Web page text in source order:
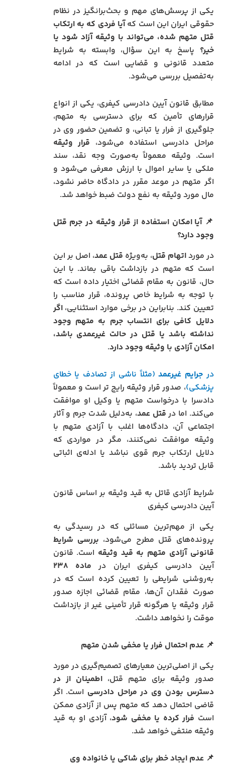
یکی از پرسش‌های مهم و بحث‌برانگیز در نظام
حقوقی ایران این است کهآیا فردی که به ارتکاب
قتل متهم شده، می‌تواند با وثیقه آزاد شود یا
خیر؟ پاسخ به این سؤال، وابسته به شرایط
متعدد قانونی و قضایی است که در ادامه
به‌تفصیل بررسی می‌شود.
مطابق قانون آیین دادرسی کیفری، یکی از انواع
قرارهای تأمین که برای دسترسی به متهم،
جلوگیری از فرار یا تبانی، و تضمین حضور وی در
مراحل دادرسی استفاده می‌شود، قرار وثیقه
است. وثیقه معمولاً به‌صورت وجه نقد، سند
ملکی یا سایر اموال با ارزش معرفی می‌شود و
اگر متهم در موعد مقرر در دادگاه حاضر نشود،
مال مورد وثیقه به نفع دولت ضبط خواهد شد.
📌آیا امکان استفاده از قرار وثیقه در جرم قتل
وجود دارد؟
در مورداتهام قتل، به‌ویژه قتل عمد، اصل بر این
است که متهم در بازداشت باقی بماند. با این
حال، قانون به مقام قضائی اختیار داده است که
با توجه به شرایط خاص پرونده، قرار مناسب را
تعیین کند. بنابراین در برخی موارد استثنایی،اگر
دلایل کافی برای انتساب جرم به متهم وجود
نداشته باشد یا قتل در حالت غیرعمدی باشد،
امکان آزادی با وثیقه وجود دارد.
درجرایم غیرعمد(مثلاً ناشی از تصادف یا خطای
پزشکی)، صدور قرار وثیقه رایج‌ تر است و معمولاً
دادسرا با درخواست متهم یا وکیل او موافقت
می‌کند. اما در قتل عمد، به‌دلیل شدت جرم و آثار
اجتماعی آن، دادگاه‌ها اغلب با آزادی متهم با
وثیقه موافقت نمی‌کنند، مگر در مواردی که
دلایل ارتکاب جرم قوی نباشد یا ادله‌ی اثباتی
قابل تردید باشد.
شرایط آزادی قاتل به قید وثیقه بر اساس قانون
آیین دادرسی کیفری
یکی از مهم‌ترین مسائلی که در رسیدگی به
پرونده‌های قتل مطرح می‌شود، بررسی شرایط
قانونی آزادی متهم به قید وثیقه است. قانون
آیین دادرسی کیفری ایران در ماده ۲۳۸
به‌روشنی شرایطی را تعیین کرده است که در
صورت فقدان آن‌ها، مقام قضائی اجازه صدور
قرار وثیقه یا هرگونه قرار تأمینی غیر از بازداشت
موقت را نخواهد داشت.
📌عدم احتمال فرار یا مخفی شدن متهم
یکی از اصلی‌ترین معیارهای تصمیم‌گیری در مورد
صدور وثیقه برای متهم قتل،اطمینان از در
دسترس بودن وی در مراحل دادرسی است. اگر
قاضی احتمال دهد که متهم پس از آزادی ممکن
است فرار کرده یا مخفی شود، آزادی او به قید
وثیقه منتفی خواهد شد.
📌عدم ایجاد خطر برای شاکی یا خانواده وی